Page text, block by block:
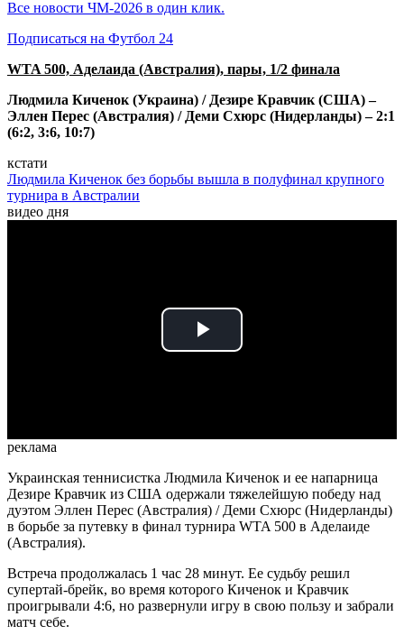
Все новости ЧМ-2026 в один клик.
Подписаться на Футбол 24
WTA 500, Аделаида (Австралия), пары, 1/2 финала
Людмила Киченок (Украина) / Дезире Кравчик (США) –
Эллен Перес (Австралия) / Деми Схюрс (Нидерланды) – 2:1
(6:2, 3:6, 10:7)
кстати
Людмила Киченок без борьбы вышла в полуфинал крупного
турнира в Австралии
видео дня
Play
реклама
Украинская теннисистка Людмила Киченок и ее напарница
Дезире Кравчик из США одержали тяжелейшую победу над
дуэтом Эллен Перес (Австралия) / Деми Схюрс (Нидерланды)
в борьбе за путевку в финал турнира WTA 500 в Аделаиде
(Австралия).
Встреча продолжалась 1 час 28 минут. Ее судьбу решил
супертай-брейк, во время которого Киченок и Кравчик
проигрывали 4:6, но развернули игру в свою пользу и забрали
матч себе.